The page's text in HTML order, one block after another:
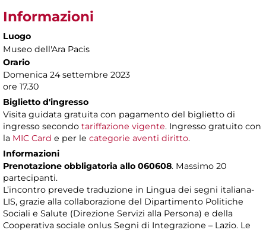
Informazioni
Luogo
Museo dell'Ara Pacis
Orario
Domenica 24 settembre 2023
ore 17.30
Biglietto d'ingresso
Visita guidata gratuita con pagamento del biglietto di
ingresso secondo tariffazione vigente. Ingresso gratuito con
la MIC Card e per le categorie aventi diritto.
Informazioni
Prenotazione obbligatoria allo 060608. Massimo 20
partecipanti.
L’incontro prevede traduzione in Lingua dei segni italiana-
LIS, grazie alla collaborazione del Dipartimento Politiche
Sociali e Salute (Direzione Servizi alla Persona) e della
Cooperativa sociale onlus Segni di Integrazione – Lazio. Le